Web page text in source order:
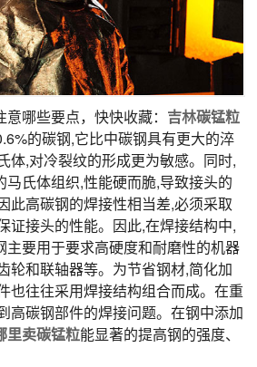
哪些要点，快快收藏： 吉林碳锰粒
的碳钢,它比中碳钢具有更大的淬
体,对冷裂纹的形成更为敏感。同时,
氏体组织,性能硬而脆,导致接头的
此高碳钢的焊接性相当差,必须采取
证接头的性能。因此,在焊接结构中,
主要用于要求高硬度和耐磨性的机器
轮和联轴器等。为节省钢材,简化加
也往往采用焊接结构组合而成。在重
高碳钢部件的焊接问题。在钢中添加
里卖碳锰粒能显著的提高钢的强度、